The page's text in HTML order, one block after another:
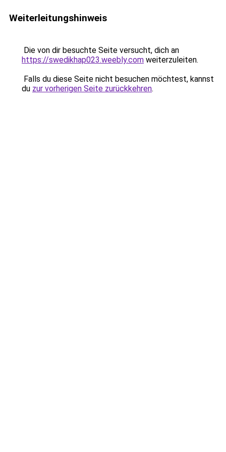
Weiterleitungshinweis
Die von dir besuchte Seite versucht, dich an
https://swedikhap023.weebly.com weiterzuleiten.
Falls du diese Seite nicht besuchen möchtest, kannst
du zur vorherigen Seite zurückkehren.